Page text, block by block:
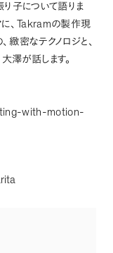
子について語りま
、 Takramの製作現
、 緻密なテクノロジと 、
大澤が話します。
with-motion-